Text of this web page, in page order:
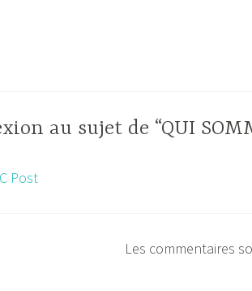
au sujet de “QUI
Post
Les commentaires